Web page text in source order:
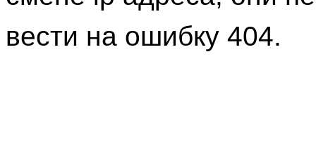
вести на ошибку 404.